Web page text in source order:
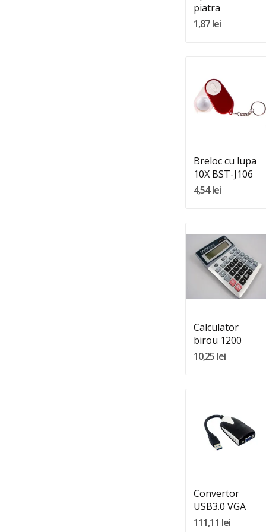
piatra
1,87 lei
Quantity:
Breloc cu lupa
10X BST-J106
4,54 lei
Quantity:
Adauga In Cos
Calculator
birou 1200
10,25 lei
Quantity:
Adauga In Cos
Convertor
USB3.0 VGA
111,11 lei